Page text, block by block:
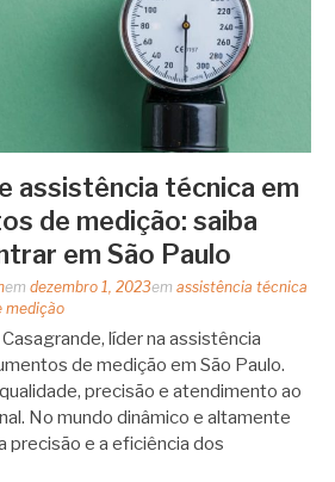
assistência técnica em
de medição: saiba
em São Paulo
em dezembro 1, 2023em assistência técnica
medição
líder na assistência
de medição em São Paulo.
precisão e atendimento ao
No mundo dinâmico e altamente
precisão e a eficiência dos